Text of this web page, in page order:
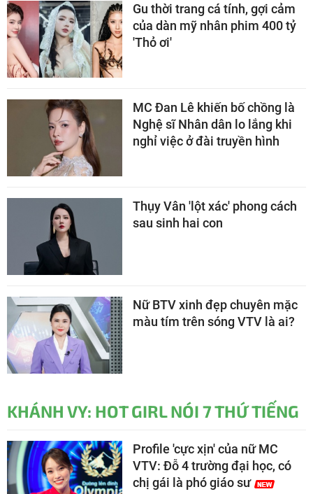
Gu thời trang cá tính, gợi cảm
của dàn mỹ nhân phim 400 tỷ
'Thỏ ơi'
MC Đan Lê khiến bố chồng là
Nghệ sĩ Nhân dân lo lắng khi
nghỉ việc ở đài truyền hình
Thụy Vân 'lột xác' phong cách
sau sinh hai con
Nữ BTV xinh đẹp chuyên mặc
màu tím trên sóng VTV là ai?
KHÁNH VY: HOT GIRL NÓI 7 THỨ TIẾNG
Profile 'cực xịn' của nữ MC
VTV: Đỗ 4 trường đại học, có
chị gái là phó giáo sư